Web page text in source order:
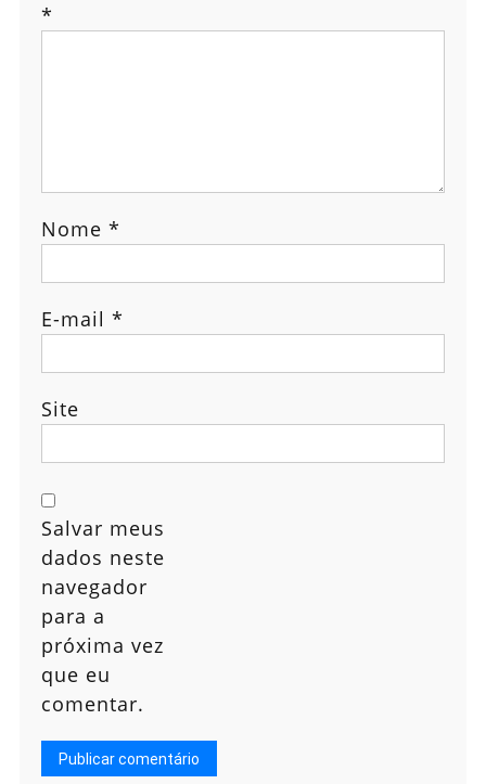
*
Nome *
E-mail *
Site
Salvar meus
dados neste
navegador
para a
próxima vez
que eu
comentar.